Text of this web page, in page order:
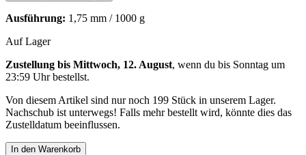
Ausführung: 1,75 mm / 1000 g
Auf Lager
Zustellung bis Mittwoch, 12. August, wenn du bis Sonntag um
23:59 Uhrbestellst.
Von diesem Artikel sind nur noch 199 Stück in unserem Lager.
Nachschub ist unterwegs! Falls mehr bestellt wird, könnte dies das
Zustelldatum beeinflussen.
In den Warenkorb